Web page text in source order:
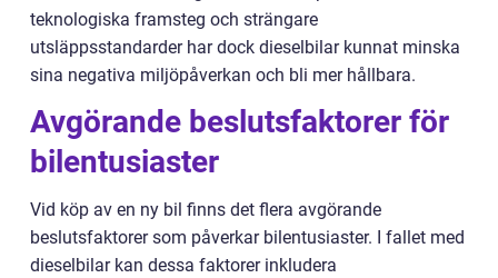
teknologiska framsteg och strängare
utsläppsstandarder har dock dieselbilar kunnat minska
sina negativa miljöpåverkan och bli mer hållbara.
Avgörande beslutsfaktorer för
bilentusiaster
Vid köp av en ny bil finns det flera avgörande
beslutsfaktorer som påverkar bilentusiaster. I fallet med
dieselbilar kan dessa faktorer inkludera